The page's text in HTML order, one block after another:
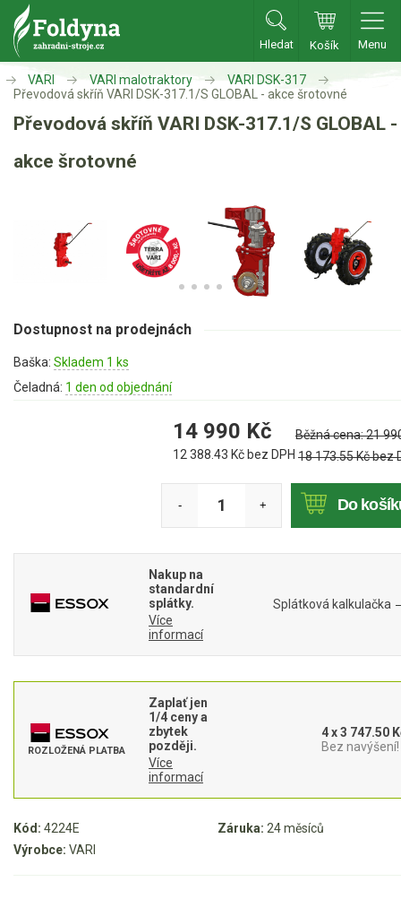
Hledat Košík Menu
Zahradní traktory
Zahradní traktory
Zahradní ridery
Sekačky
Akumulátorové sekačky
Robotické sekačky
Bubnové sekačky
Křovinořezy a vyžínače
Benzínové křovinořezy a vyžínače
Aku pily
Elektrické pily
Vyvětvovací pily
AKU zahradní technika
Aku křovinořezy a vyžínače
VARI VARI malotraktory
VARI DSK-317
Převodová skříň VARI DSK-317.1/S GLOBAL - akce šrotovné
Převodová skříň VARI DSK-317.1/S GLOBAL -
akce šrotovné
Kód: 4224E Záruka: 24 měsíců
Výrobce: VARI
Dostupnost na prodejnách
Baška: Skladem 1 ks
Čeladná: 1 den od objednání
14 990 Kč
12 388.43 Kč bez DPH
Běžná cena:21
18 173.55Kč bez
- + Do
Nakup na
standardní
splátky.
Více
informací
Splátková kalkulačka
ROZLOŽENÁ PLATBA
Zaplať jen
1/4 ceny a
zbytek
později.
Více
informací
4 x 3 747.50
Bez navýšení!